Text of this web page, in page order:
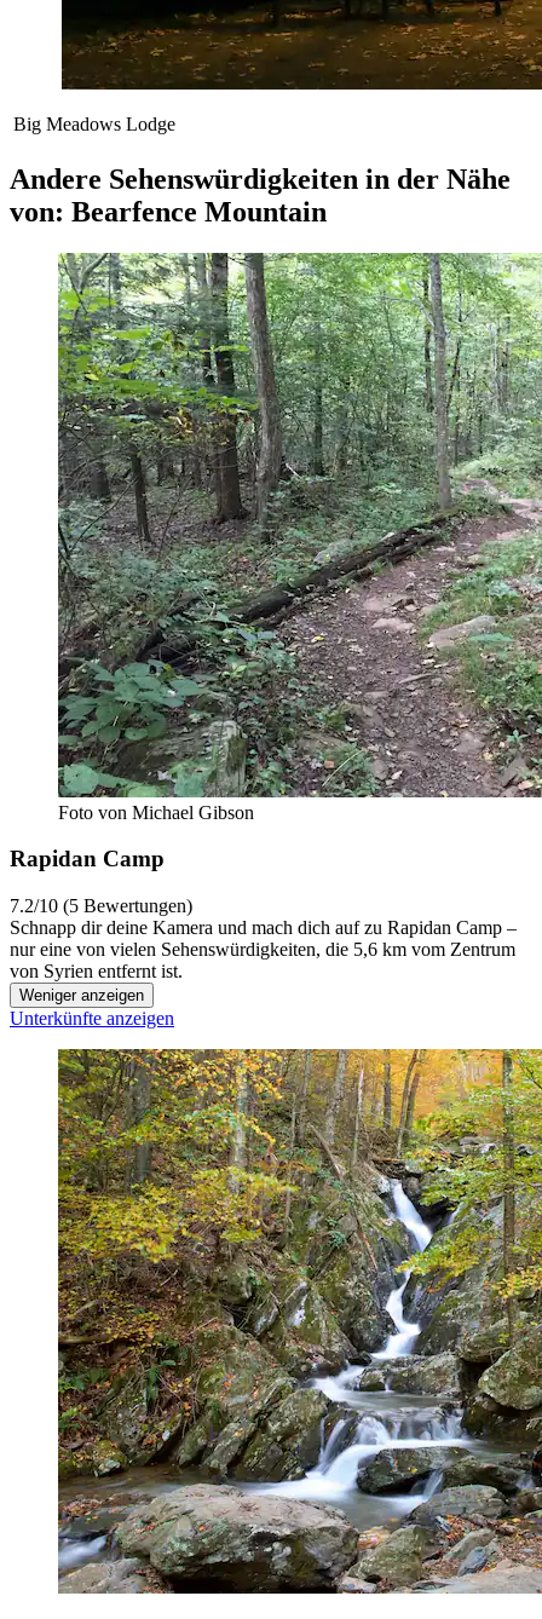
Big Meadows Lodge
Andere Sehenswürdigkeiten in der Nähe
von: Bearfence Mountain
Foto von Michael Gibson
Rapidan Camp
7.2/10 (5 Bewertungen)
Schnapp dir deine Kamera und mach dich auf zu Rapidan Camp –
nur eine von vielen Sehenswürdigkeiten, die 5,6 km vom Zentrum
von Syrien entfernt ist.
Weniger anzeigen
Unterkünfte anzeigen